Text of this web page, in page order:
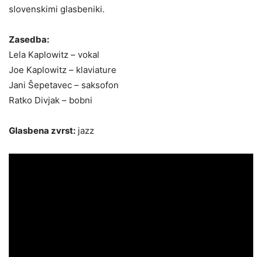
slovenskimi glasbeniki.
Zasedba:
Lela Kaplowitz – vokal
Joe Kaplowitz – klaviature
Jani Šepetavec – saksofon
Ratko Divjak – bobni
Glasbena zvrst: jazz